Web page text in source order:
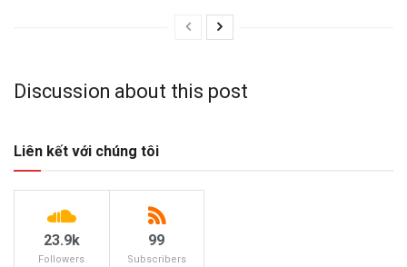
Discussion about this post
Liên kết với chúng tôi
23.9k
Followers
99
Subscribers